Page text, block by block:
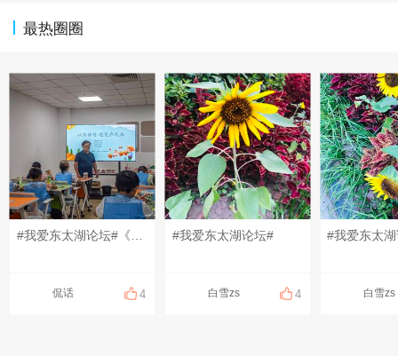
最热圈圈
侃话 4
#我爱东太湖论坛#
白雪zs 4
#我爱东太
白雪zs